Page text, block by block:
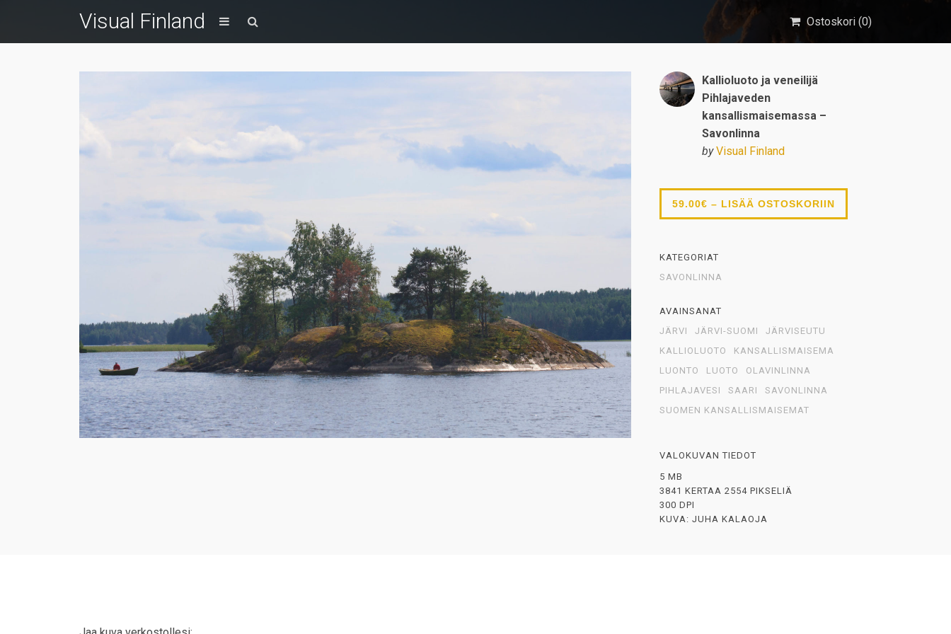
Visual Finland Ostoskori (0)
Kallioluoto ja veneilijä
Pihlajaveden
kansallismaisemassa –
Savonlinna
by Visual Finland
59.00€ – LISÄÄ OSTOSKORIIN
KATEGORIAT
SAVONLINNA
AVAINSANAT
JÄRVI
JÄRVI-SUOMI
JÄRVISEUTU
KALLIOLUOTO
KANSALLISMAISEMA
LUONTO
LUOTO
OLAVINLINNA
PIHLAJAVESI
SAARI
SAVONLINNA
SUOMEN KANSALLISMAISEMAT
VALOKUVAN TIEDOT
5 MB
3841 KERTAA 2554 PIKSELIÄ
300 DPI
KUVA: JUHA KALAOJA